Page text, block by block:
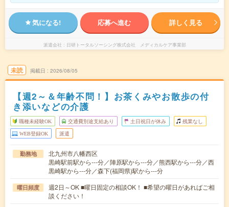
気になる! 応募へ進む 詳しく見る
派遣会社 日研トータルソーシング株式会社 メディカルケア事業部
未読 掲載日 2026/08/05
【週2～＆年齢不問！】お茶くみやお散歩の付
き添いなどの介護
職種未経験OK 交通費別途支給あり 土日祝日が休み 残業なし
WEB登録OK 派遣
勤務地
北九州市八幡西区
黒崎駅前駅から---分／陣原駅から---分／熊西駅から---分／西
黒崎駅から---分／森下(福岡県)駅から---分
曜日頻度
週2日～OK ■曜日固定の相談OK！ ■希望の曜日があればご相
談ください！